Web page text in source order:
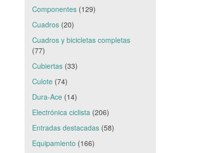
Componentes(129)
Cuadros(20)
Cuadros y bicicletas completas
(77)
Cubiertas(33)
Culote(74)
Dura-Ace(14)
Electrónica ciclista(206)
Entradas destacadas(58)
Equipamiento (166)